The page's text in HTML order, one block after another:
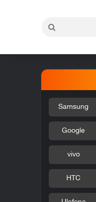
Samsung
Google
vivo
HTC